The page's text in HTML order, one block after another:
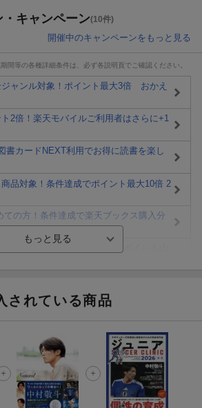
キャンペーン(10件)
開催中のキャンペーンをもっと見る
間等の各種詳細条件は、必ず各説明頁でご確認ください。
ジャンル対象！ポイント最大3倍 おかえ
2倍！楽天モバイルご利用者はさらに+1
書カードNEXT利用でお得に読書を楽し
品対象！条件達成でポイント最大10倍 2
ての方！条件達成で楽天ブックス購入分
ャンペーンの拡散で300円OFFクーポン
定・宝塚歌劇 宙組貸切公演ペアチケット
されている商品